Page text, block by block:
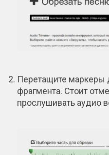
Перетащите маркеры
фрагмента. Стоит
прослушивать аудио